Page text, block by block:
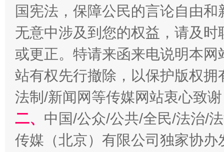
千年窑火 生生不息 一
国宪法，保障公民的言论自由
无意中涉及到您的权益，请及
或更正。特请来函来电说明本
站有权先行撤除，以保护版权
法制/新闻网等传媒网站衷心致
二、 中国/公众/公共/全民/法治/
传媒（北京）有限公司独家协